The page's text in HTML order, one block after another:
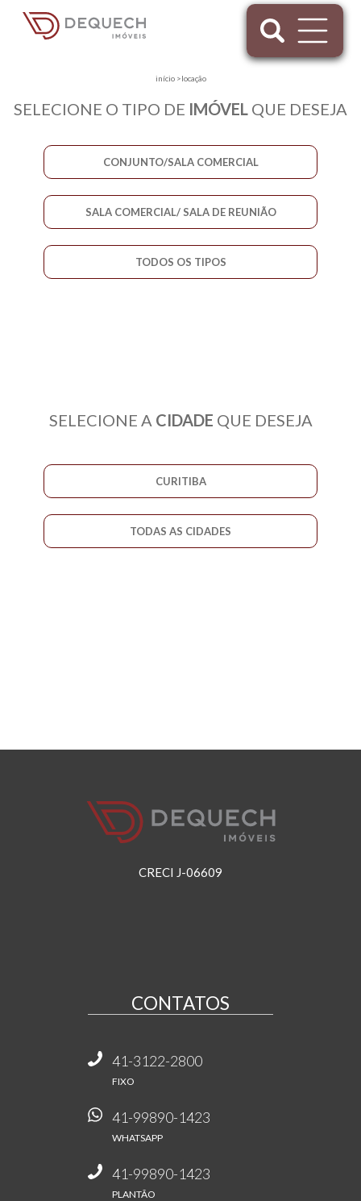
início>locação
SELECIONE O TIPO DE IMÓVEL QUE DESEJA
CONJUNTO/SALA COMERCIAL
SALA COMERCIAL/ SALA DE REUNIÃO
TODOS OS TIPOS
SELECIONE A CIDADE QUE DESEJA
CURITIBA
TODAS AS CIDADES
CRECI J-06609
CONTATOS
41-3122-2800
FIXO
41-99890-1423
WHATSAPP
41-99890-1423
PLANTÃO